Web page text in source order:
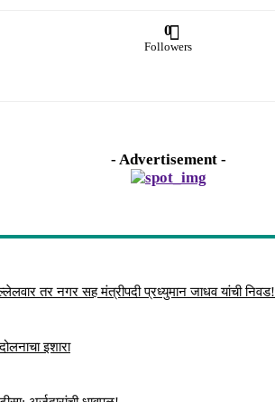
0
Followers
- Advertisement -
तर नगर सह मंत्रीपदी प्रध्युमान जाधव यांची निवड!
इशारा